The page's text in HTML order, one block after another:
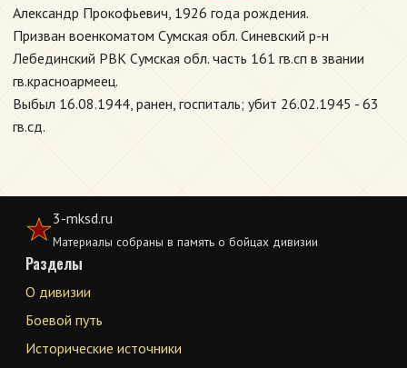
Александр Прокофьевич, 1926 года рождения.
Призван военкоматом Сумская обл. Синевский р-н
Лебединский РВК Сумская обл. часть 161 гв.сп в звании
гв.красноармеец.
Выбыл 16.08.1944, ранен, госпиталь; убит 26.02.1945 - 63
гв.сд.
3-mksd.ru
Материалы собраны в память о бойцах дивизии
Разделы
О дивизии
Боевой путь
Исторические источники